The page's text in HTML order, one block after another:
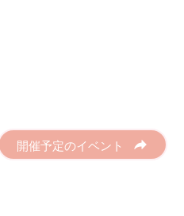
開催予定のイベント